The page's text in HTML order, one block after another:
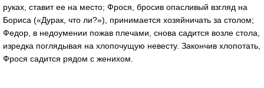
руках, ставит ее на место; Фрося, бросив опасливый взгляд на
Бориса («Дурак, что ли?»), принимается хозяйничать за столом;
Федор, в недоумении пожав плечами, снова садится возле стола,
изредка поглядывая на хлопочущую невесту. Закончив хлопотать,
Фрося садится рядом с женихом.